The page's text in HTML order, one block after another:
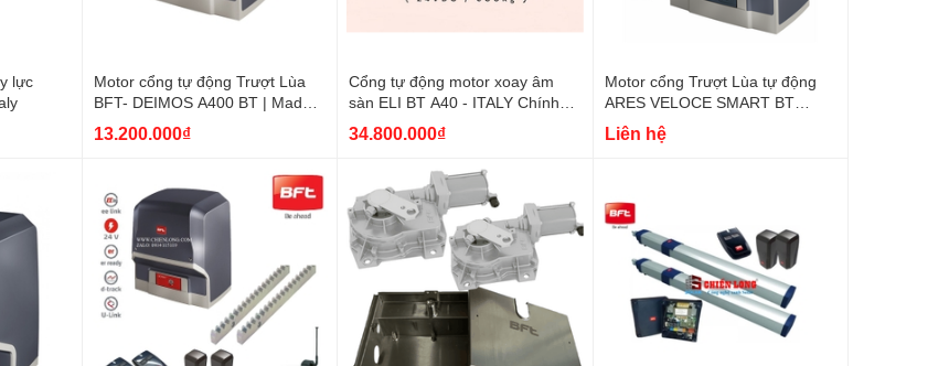
lực
Motor cổng tự động Trượt Lùa
BFT- DEIMOS A400 BT | Made
in Italy
13.200.000₫
Cổng tự động motor xoay âm
sàn ELI BT A40 - ITALY Chính
hãng
34.800.000₫
Motor cổng Trượt Lùa tự động
ARES VELOCE SMART BT
A1000 | Made in Italy
Liên hệ